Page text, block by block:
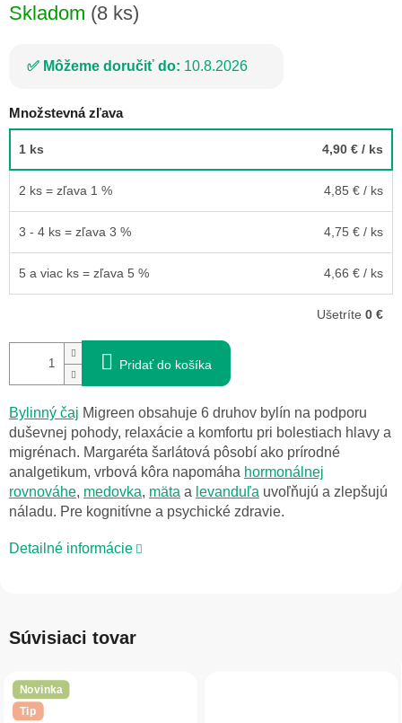
Skladom (8 ks)
Môžeme doručiť do: 10.8.2026
Množstevná zľava
1 ks 4,90 € / ks
2 ks = zľava 1 % 4,85 € / ks
3 - 4 ks = zľava 3 % 4,75 € / ks
5 a viac ks = zľava 5 % 4,66 € / ks
Ušetríte 0 €
Pridať do košíka
Bylinný čaj Migreen obsahuje 6 druhov bylín na podporu
duševnej pohody, relaxácie a komfortu pri bolestiach hlavy a
migrénach. Margaréta šarlátová pôsobí ako prírodné
analgetikum, vrbová kôra napomáha hormonálnej
rovnováhe, medovka, mäta a levanduľa uvoľňujú a zlepšujú
náladu. Pre kognitívne a psychické zdravie.
Detailné informácie
Súvisiaci tovar
Novinka
Tip